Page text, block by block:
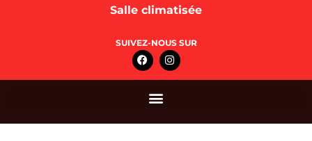
Salle climatisée
SUIVEZ-NOUS SUR